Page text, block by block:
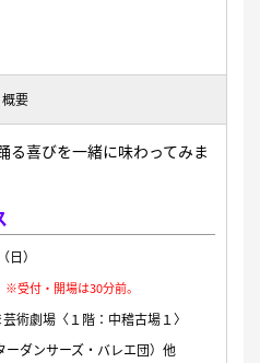
概要
る喜びを一緒に味わってみま
）
※受付・開場は30分前。
術劇場〈１階：中稽古場１〉
ダンサーズ・バレエ団）他